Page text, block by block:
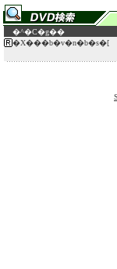
�^�C�g��
�X���b�v�n�b�s�[